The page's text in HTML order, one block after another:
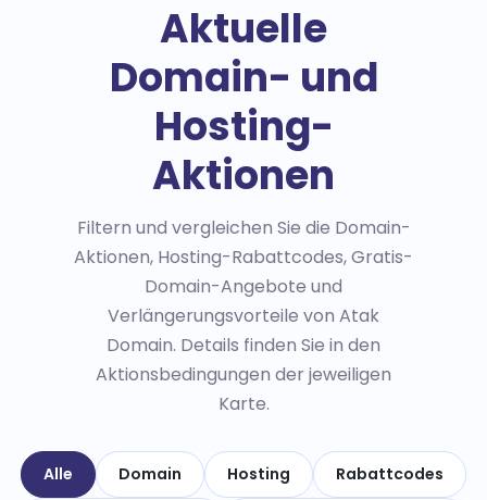
Aktuelle
Domain- und
Hosting-
Aktionen
Filtern und vergleichen Sie die Domain-
Aktionen, Hosting-Rabattcodes, Gratis-
Domain-Angebote und
Verlängerungsvorteile von Atak
Domain. Details finden Sie in den
Aktionsbedingungen der jeweiligen
Karte.
Alle Domain Hosting Rabattcodes